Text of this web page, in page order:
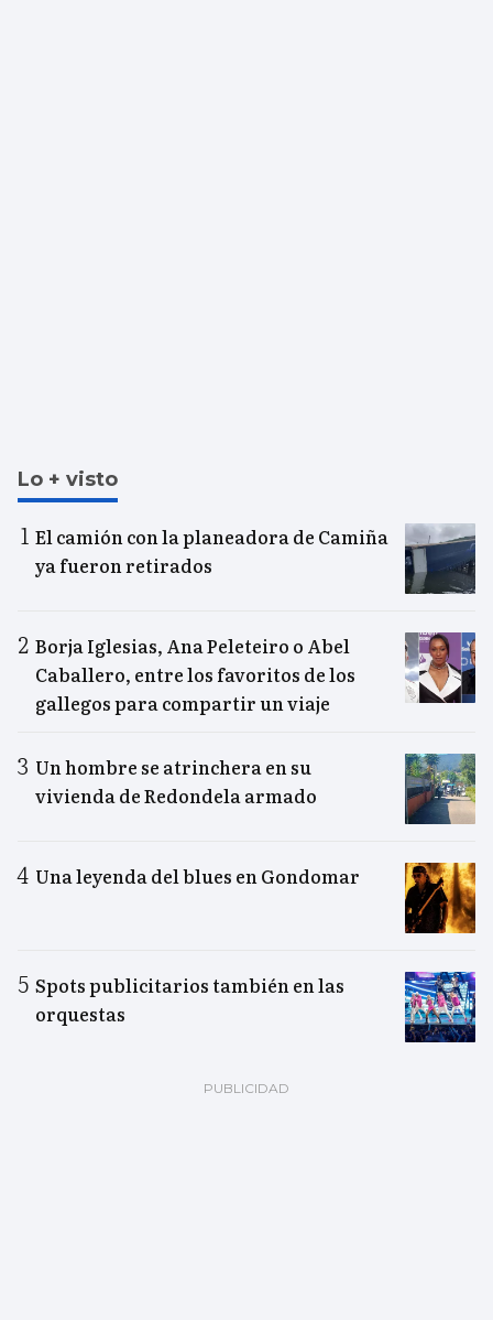
Lo + visto
El camión con la planeadora de Camiña
ya fueron retirados
Borja Iglesias, Ana Peleteiro o Abel
Caballero, entre los favoritos de los
gallegos para compartir un viaje
Un hombre se atrinchera en su
vivienda de Redondela armado
Una leyenda del blues en Gondomar
Spots publicitarios también en las
orquestas